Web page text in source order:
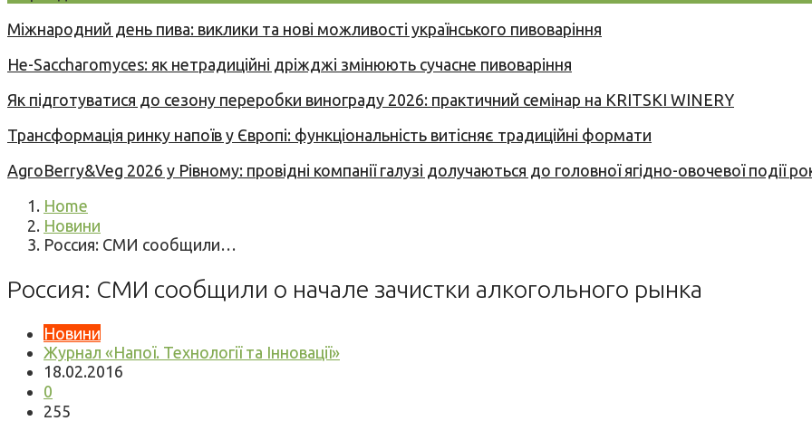
Міжнародний день пива: виклики та нові можливості українського пивоваріння
Не-Saccharomyces: як нетрадиційні дріжджі змінюють сучасне пивоваріння
Як підготуватися до сезону переробки винограду 2026: практичний семінар на KRITSKI WINERY
Трансформація ринку напоїв у Європі: функціональність витісняє традиційні формати
AgroBerry&Veg 2026 у Рівному: провідні компанії галузі долучаються до головної ягідно-овочевої події
Home
Новини
Россия: СМИ сообщили…
Россия: СМИ сообщили о начале зачистки алкогольного рынка
Новини
Журнал «Напої. Технології та Інновації»
18.02.2016
0
255